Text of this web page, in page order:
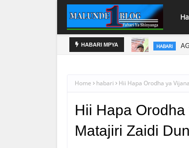
HABARI MPYA HABARI
Home habari Hii Hapa Orodha ya
Hii Hapa
Matajiri Zaidi